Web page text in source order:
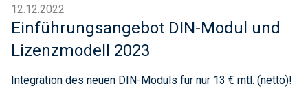
12.12.2022
Einführungsangebot DIN-Modul und
Lizenzmodell 2023
Integration des neuen DIN-Moduls für nur 13 € mtl. (netto)!